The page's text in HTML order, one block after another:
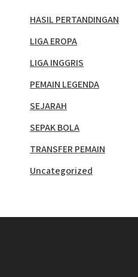
HASIL PERTANDINGAN
LIGA EROPA
LIGA INGGRIS
PEMAIN LEGENDA
SEJARAH
SEPAK BOLA
TRANSFER PEMAIN
Uncategorized